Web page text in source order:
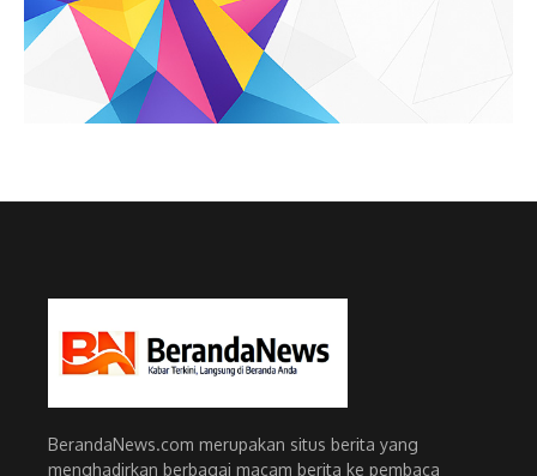
BerandaNews.com merupakan situs berita yang
menghadirkan berbagai macam berita ke pembaca